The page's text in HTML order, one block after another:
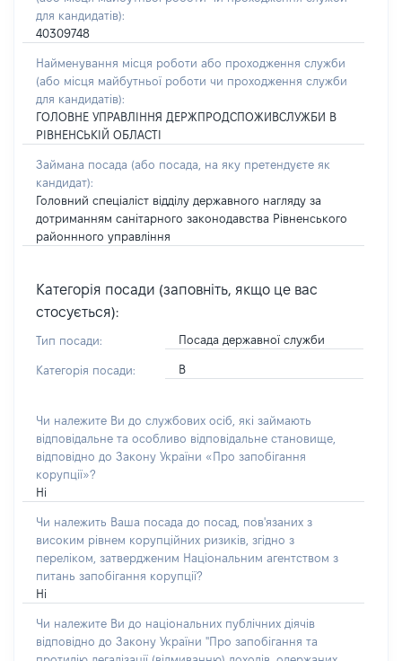
для кандидатів):
40309748
Найменування місця роботи або проходження служби
(або місця майбутньої роботи чи проходження служби
для кандидатів):
ГОЛОВНЕ УПРАВЛІННЯ ДЕРЖПРОДСПОЖИВСЛУЖБИ В
РІВНЕНСЬКІЙ ОБЛАСТІ
Займана посада (або посада, на яку претендуєте як
кандидат):
Головний спеціаліст відділу державного нагляду за
дотриманням санітарного законодавства Рівненського
районнного управління
Категорія посади (заповніть, якщо це вас
стосується):
Тип посади: Посада державної служби
Категорія посади: В
Чи належите Ви до службових осіб, які займають
відповідальне та особливо відповідальне становище,
відповідно до Закону України «Про запобігання
корупції»?
Ні
Чи належить Ваша посада до посад, пов'язаних з
високим рівнем корупційних ризиків, згідно з
переліком, затвердженим Національним агентством з
питань запобігання корупції?
Ні
Чи належите Ви до національних публічних діячів
відповідно до Закону України "Про запобігання та